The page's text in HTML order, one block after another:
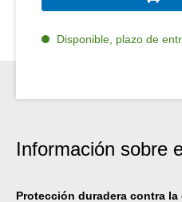
Disponible, plazo de
Información sobre
Protección duradera contra